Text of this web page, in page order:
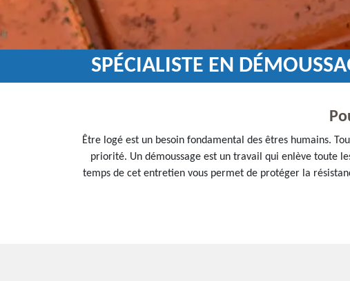
SPÉCIALISTE EN
Être logé est un besoin fondamental des êtres humains.
priorité. Un démoussage est un travail qui enlève toute
temps de cet entretien vous permet de protéger la